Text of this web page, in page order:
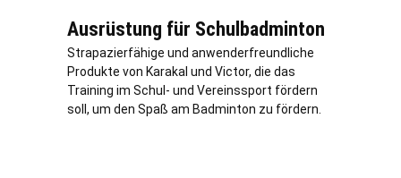
Ausrüstung für Schulbadminton
Strapazierfähige und anwenderfreundliche
Produkte von Karakal und Victor, die das
Training im Schul- und Vereinssport fördern
soll, um den Spaß am Badminton zu fördern.